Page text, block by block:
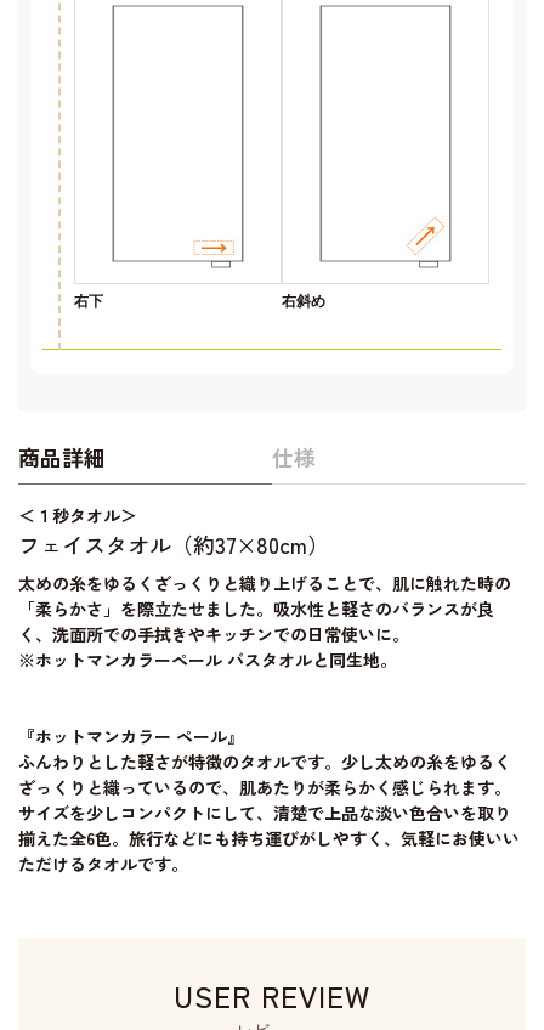
右下 右斜め
商品詳細 仕様
＜１秒タオル＞
フェイスタオル（約37×80cm）
太めの糸をゆるくざっくりと織り上げることで、肌に触れた時の
「柔らかさ」を際立たせました。吸水性と軽さのバランスが良
く、洗面所での手拭きやキッチンでの日常使いに。
※ホットマンカラーペール バスタオルと同生地。
『ホットマンカラー ペール』
ふんわりとした軽さが特徴のタオルです。少し太めの糸をゆるく
ざっくりと織っているので、肌あたりが柔らかく感じられます。
サイズを少しコンパクトにして、清楚で上品な淡い色合いを取り
揃えた全6色。旅行などにも持ち運びがしやすく、気軽にお使いい
ただけるタオルです。
USER REVIEW